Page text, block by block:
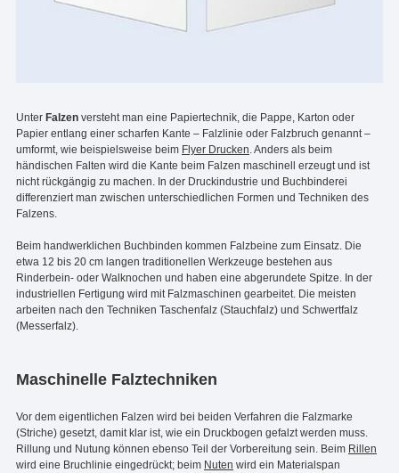
Unter Falzen versteht man eine Papiertechnik, die Pappe, Karton oder
Papier entlang einer scharfen Kante – Falzlinie oder Falzbruch genannt –
umformt, wie beispielsweise beim Flyer Drucken. Anders als beim
händischen Falten wird die Kante beim Falzen maschinell erzeugt und ist
nicht rückgängig zu machen. In der Druckindustrie und Buchbinderei
differenziert man zwischen unterschiedlichen Formen und Techniken des
Falzens.
Beim handwerklichen Buchbinden kommen Falzbeine zum Einsatz. Die
etwa 12 bis 20 cm langen traditionellen Werkzeuge bestehen aus
Rinderbein- oder Walknochen und haben eine abgerundete Spitze. In der
industriellen Fertigung wird mit Falzmaschinen gearbeitet. Die meisten
arbeiten nach den Techniken Taschenfalz (Stauchfalz) und Schwertfalz
(Messerfalz).
Maschinelle Falztechniken
Vor dem eigentlichen Falzen wird bei beiden Verfahren die Falzmarke
(Striche) gesetzt, damit klar ist, wie ein Druckbogen gefalzt werden muss.
Rillung und Nutung können ebenso Teil der Vorbereitung sein. Beim Rillen
wird eine Bruchlinie eingedrückt; beim Nuten wird ein Materialspan